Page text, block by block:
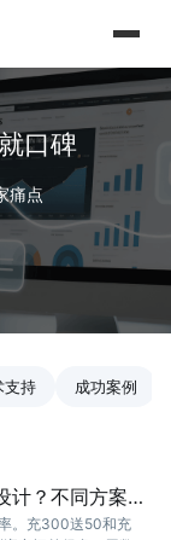
口碑
痛点
支持 成功案例
计？不同方案利
。充300送50和充